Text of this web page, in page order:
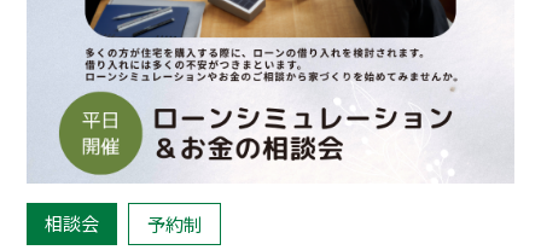
相談会
予約制